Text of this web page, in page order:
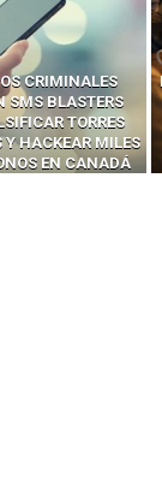
INVISIBLE: CÓMO
DE IA SE
EN LA
DE ATAQUE MÁS
DE 2025–2026